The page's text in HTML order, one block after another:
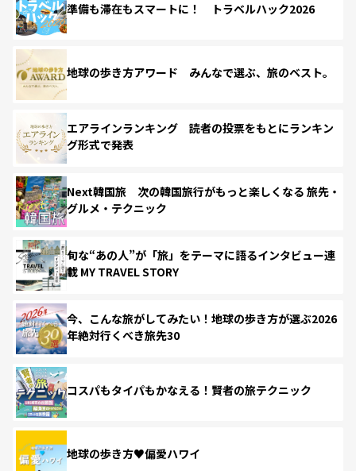
準備も滞在もスマートに！ トラベルハック2026
地球の歩き方アワード みんなで選ぶ、旅のベスト。
エアラインランキング 読者の投票をもとにランキン
グ形式で発表
Next韓国旅 次の韓国旅行がもっと楽しくなる 旅先・
グルメ・テクニック
旬な“あの人”が「旅」をテーマに語るインタビュー連
載 MY TRAVEL STORY
今、こんな旅がしてみたい！地球の歩き方が選ぶ2026
年絶対行くべき旅先30
コスパもタイパもかなえる！賢者の旅テクニック
地球の歩き方♥偏愛ハワイ